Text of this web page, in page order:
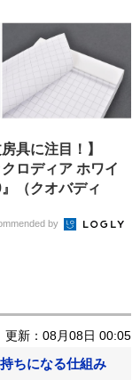
房具に注目！】
クロディア ホワイ
』（クオバディ
by
更新：08月08日 00:05
持ちになる仕組み